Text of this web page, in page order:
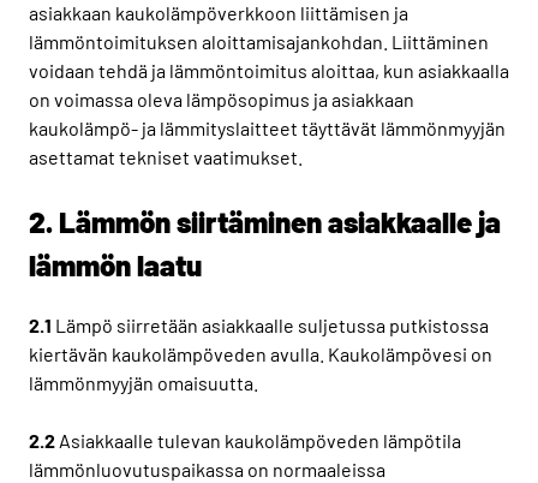
asiakkaan kaukolämpöverkkoon liittämisen ja
lämmöntoimituksen aloittamisajankohdan. Liittäminen
voidaan tehdä ja lämmöntoimitus aloittaa, kun asiakkaalla
on voimassa oleva lämpösopimus ja asiakkaan
kaukolämpö- ja lämmityslaitteet täyttävät lämmönmyyjän
asettamat tekniset vaatimukset.
2. Lämmön siirtäminen asiakkaalle ja
lämmön laatu
2.1 Lämpö siirretään asiakkaalle suljetussa putkistossa
kiertävän kaukolämpöveden avulla. Kaukolämpövesi on
lämmönmyyjän omaisuutta.
2.2 Asiakkaalle tulevan kaukolämpöveden lämpötila
lämmönluovutuspaikassa on normaaleissa